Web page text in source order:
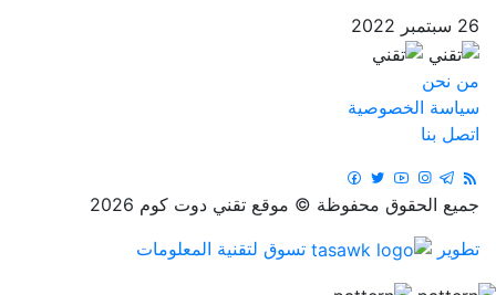
26 سبتمبر 2022
من نحن
سياسة الخصوصية
اتصل بنا
جميع الحقوق محفوظة © موقع تقني دوت كوم 2026
تطوير
تسوق لتقنية المعلومات